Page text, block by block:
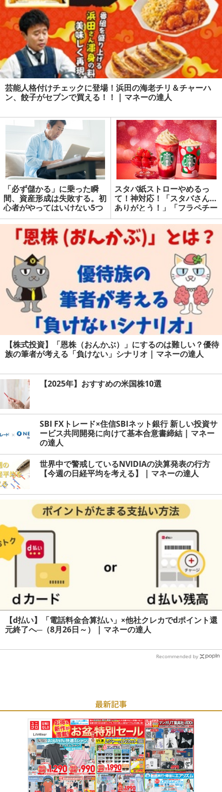
芸能人格付けチェックに登場！浜田の海老チリ＆チャーハ
ン、餃子がセブンで買える！！ | マネーの達人
「必ず儲かる」に乗った瞬
間、資産形成は失敗する。初
心者がやってはいけない5つ
のこと | マネーの達人
スタバ紙ストローやめるっ
て！神対応！「スタバさん…
ありがとう！」「フラペチー
ノ買いまくります！」 | マネ
ーの達人
【株式投資】「恩株（おんかぶ）」にするのは難しい？優待
族の筆者が考える「負けない」シナリオ | マネーの達人
【2025年】おすすめの米国株10選
SBI FXトレード×住信SBIネット銀行 新しい投資サ
ービス共同開発に向けて基本合意書締結 | マネー
の達人
世界中で警戒しているNVIDIAの決算発表の行方
【今週の日経平均を考える】 | マネーの達人
【d払い】「電話料金合算払い」×他社クレカでdポイント還
元終了へ─（8月26日～） | マネーの達人
Recommended by
最新記事